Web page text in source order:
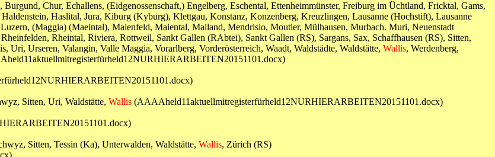
Chur, Echallens, (Eidgenossenschaft,) Engelberg, Eschental, Ettenheimmünster, Freiburg im Üchtland, Fricktal, Gams,
Haslital, Jura, Kiburg (Kyburg), Klettgau, Konstanz, Konzenberg, Kreuzlingen, Lausanne (Hochstift), Lausanne
(Maggia) (Maeintal), Maienfeld, Maiental, Mailand, Mendrisio, Moutier, Mülhausen, Murbach. Muri, Neuenstadt
Rheintal, Riviera, Rottweil, Sankt Gallen (RAbtei), Sankt Gallen (RS), Sargans, Sax, Schaffhausen (RS), Sitten,
Urseren, Valangin, Valle Maggia, Vorarlberg, Vorderösterreich, Waadt, Waldstädte, Waldstätte, Wallis, Werdenberg,
Sitten, Uri, Waldstätte, Wallis (AAAAheld11aktuellmitregisterfürheld12NURHIERARBEITEN20151101.docx)
Sitten, Tessin (Ka), Unterwalden, Waldstätte, Wallis, Zürich (RS)